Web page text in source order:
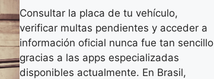
Consultar la placa de tu vehículo,
verificar multas pendientes y acceder a
información oficial nunca fue tan sencillo
gracias a las apps especializadas
disponibles actualmente. En Brasil,